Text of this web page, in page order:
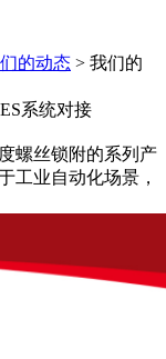
的动态 > 我们的
系统对接
螺丝锁附的系列产
工业自动化场景，